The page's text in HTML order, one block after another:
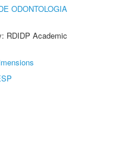
ODONTOLOGIA
RDIDP Academic